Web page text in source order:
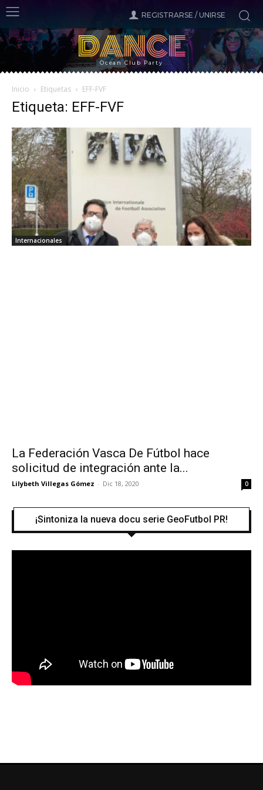
REGISTRARSE / UNIRSE
DANCE
Ocean Club Party
Inicio Etiquetas EFF-FVF
Etiqueta: EFF-FVF
Internacionales
La Federación Vasca De Fútbol hace
solicitud de integración ante la...
Lilybeth Villegas Gómez - Dic 18, 2020 0
¡Sintoniza la nueva docu serie GeoFutbol PR!